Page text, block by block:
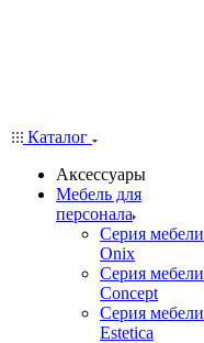
Каталог
Аксессуары
Мебель для
персонала
Серия мебели
Onix
Серия мебели
Concept
Серия мебели
Estetica